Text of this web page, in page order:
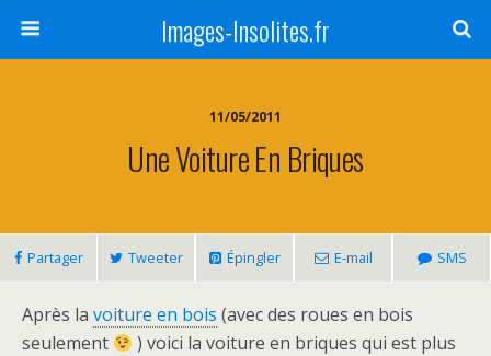
Images-Insolites.fr
11/05/2011
Une Voiture En Briques
Partager Tweeter Épingler E-mail SMS
Après la voiture en bois (avec des roues en bois
seulement
) voici la voiture en briques qui est plus